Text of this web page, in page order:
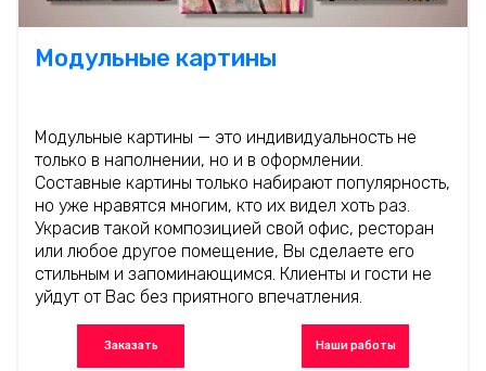
Модульные картины
Модульные картины — это индивидуальность не
только в наполнении, но и в оформлении.
Составные картины только набирают популярность,
но уже нравятся многим, кто их видел хоть раз.
Украсив такой композицией свой офис, ресторан
или любое другое помещение, Вы сделаете его
стильным и запоминающимся. Клиенты и гости не
уйдут от Вас без приятного впечатления.
Заказать Наши работы